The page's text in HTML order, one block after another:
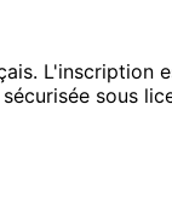
L'inscription
sous